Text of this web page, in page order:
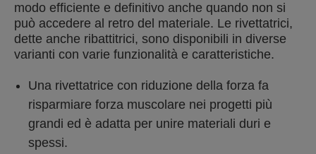
modo efficiente e definitivo anche quando non si
può accedere al retro del materiale. Le rivettatrici,
dette anche ribattitrici, sono disponibili in diverse
varianti con varie funzionalità e caratteristiche.
Una rivettatrice con riduzione della forza fa
risparmiare forza muscolare nei progetti più
grandi ed è adatta per unire materiali duri e
spessi.